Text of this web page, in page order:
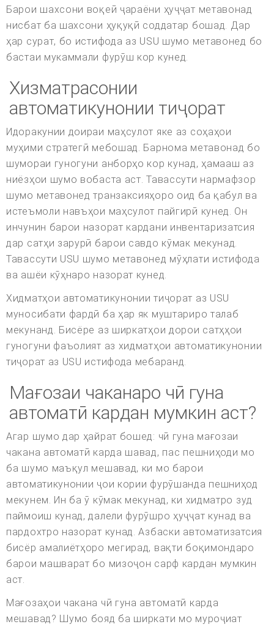
Барои шахсони воқеӣ ҷараёни ҳуҷҷат метавонад
нисбат ба шахсони ҳуқуқӣ соддатар бошад. Дар
ҳар сурат, бо истифода аз USU шумо метавонед бо
бастаи мукаммали фурӯш кор кунед.
Хизматрасонии
автоматикунонии тиҷорат
Идоракунии доираи маҳсулот яке аз соҳаҳои
муҳими стратегӣ мебошад. Барнома метавонад бо
шумораи гуногуни анборҳо кор кунад, ҳамааш аз
ниёзҳои шумо вобаста аст. Тавассути нармафзор
шумо метавонед транзаксияҳоро оид ба қабул ва
истеъмоли навъҳои маҳсулот пайгирӣ кунед. Он
инчунин барои назорат кардани инвентаризатсия
дар сатҳи зарурӣ барои савдо кӯмак мекунад.
Тавассути USU шумо метавонед мӯҳлати истифода
ва ашёи кӯҳнаро назорат кунед.
Хидматҳои автоматикунонии тиҷорат аз USU
муносибати фардӣ ба ҳар як муштариро талаб
мекунанд. Бисёре аз ширкатҳои дорои сатҳҳои
гуногуни фаъолият аз хидматҳои автоматикунонии
тиҷорат аз USU истифода мебаранд.
Мағозаи чаканаро чӣ гуна
автоматӣ кардан мумкин аст?
Агар шумо дар ҳайрат бошед: чӣ гуна мағозаи
чакана автоматӣ карда шавад, пас пешниҳоди мо
ба шумо маъқул мешавад, ки мо барои
автоматикунонии ҷои кории фурӯшанда пешниҳод
мекунем. Ин ба ӯ кӯмак мекунад, ки хидматро зуд
паймоиш кунад, далели фурӯшро ҳуҷҷат кунад ва
пардохтро назорат кунад. Азбаски автоматизатсия
бисёр амалиётҳоро мегирад, вақти боқимондаро
барои машварат бо мизоҷон сарф кардан мумкин
аст.
Мағозаҳои чакана чӣ гуна автоматӣ карда
мешавад? Шумо бояд ба ширкати мо муроҷиат